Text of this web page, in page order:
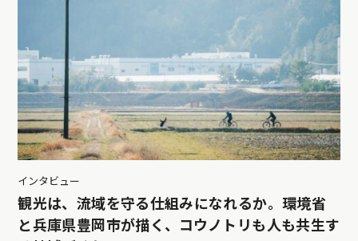
インタビュー
観光は、流域を守る仕組みになれるか。環境省
と兵庫県豊岡市が描く、コウノトリも人も共生す